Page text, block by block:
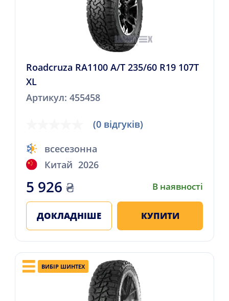
Roadcruza RA1100 A/T 235/60 R19 107T
XL
Артикул: 455458
(0 відгуків)
всесезонна
Китай 2026
5 926 ₴ В наявності
ДОКЛАДНІШЕ КУПИТИ
ВИБІР ШИНТЕХ